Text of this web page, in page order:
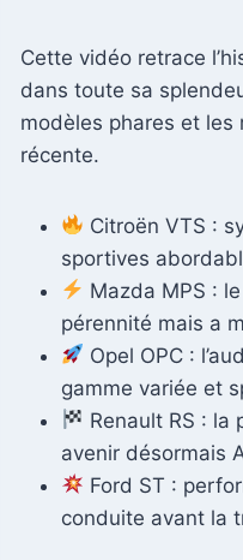
Cette vidéo retrace
dans toute sa
modèles phares et les
récente.
Citroën VTS :
sportives
Mazda MPS :
pérennité mais a
Opel OPC :
gamme variée et
Renault RS : la
avenir désormais
Ford ST :
conduite avant la